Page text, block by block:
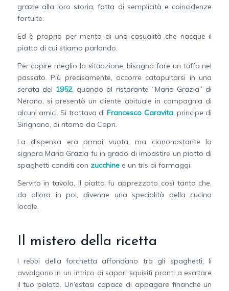
grazie alla loro storia, fatta di semplicità e coincidenze
fortuite.
Ed è proprio per merito di una casualità che nacque il
piatto di cui stiamo parlando.
Per capire meglio la situazione, bisogna fare un tuffo nel
passato. Più precisamente, occorre catapultarsi in una
serata del 1952 , quando al ristorante “Maria Grazia” di
Nerano, si presentò un cliente abituale in compagnia di
alcuni amici. Si trattava diFrancesco Caravita, principe di
Sirignano, di ritorno da Capri.
La dispensa era ormai vuota, ma ciononostante la
signora Maria Grazia fu in grado di imbastire un piatto di
spaghetti conditi con zucchinee un tris di formaggi.
Servito in tavola, il piatto fu apprezzato così tanto che,
da allora in poi, divenne una specialità della cucina
locale.
Il mistero della ricetta
I rebbi della forchetta affondano tra gli spaghetti, li
avvolgono in un intrico di sapori squisiti pronti a esaltare
il tuo palato. Un’estasi capace di appagare finanche un